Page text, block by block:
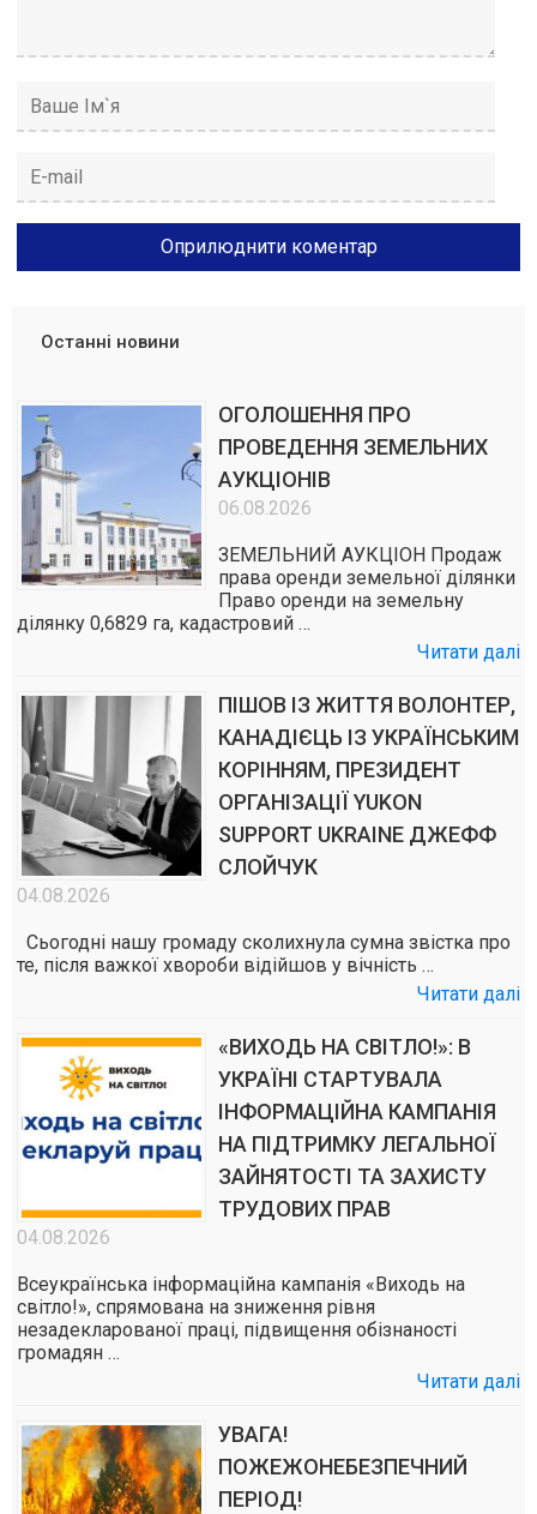
Останні новини
ОГОЛОШЕННЯ ПРО
ПРОВЕДЕННЯ ЗЕМЕЛЬНИХ
АУКЦІОНІВ
06.08.2026
ЗЕМЕЛЬНИЙ АУКЦІОН Продаж
права оренди земельної ділянки
Право оренди на земельну
ділянку 0,6829 га, кадастровий …
Читати далі
ПІШОВ ІЗ ЖИТТЯ ВОЛОНТЕР,
КАНАДІЄЦЬ ІЗ УКРАЇНСЬКИМ
КОРІННЯМ, ПРЕЗИДЕНТ
ОРГАНІЗАЦІЇ YUKON
SUPPORT UKRAINE ДЖЕФФ
СЛОЙЧУК
04.08.2026
Сьогодні нашу громаду сколихнула сумна звістка про
те, після важкої хвороби відійшов у вічність …
Читати далі
«ВИХОДЬ НА СВІТЛО!»: В
УКРАЇНІ СТАРТУВАЛА
ІНФОРМАЦІЙНА КАМПАНІЯ
НА ПІДТРИМКУ ЛЕГАЛЬНОЇ
ЗАЙНЯТОСТІ ТА ЗАХИСТУ
ТРУДОВИХ ПРАВ
04.08.2026
Всеукраїнська інформаційна кампанія «Виходь на
світло!», спрямована на зниження рівня
незадекларованої праці, підвищення обізнаності
громадян …
Читати далі
УВАГА!
ПОЖЕЖОНЕБЕЗПЕЧНИЙ
ПЕРІОД!